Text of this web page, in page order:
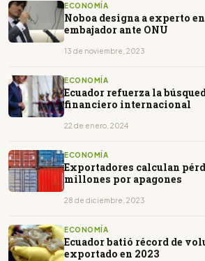
ECONOMÍA
Noboa designa a experto
embajador ante ONU
13 de noviembre, 2023
ECONOMÍA
Ecuador refuerza la
financiero internacional
22 de enero, 2024
ECONOMÍA
Exportadores calculan
millones por apagones
28 de diciembre, 2023
ECONOMÍA
Ecuador batió récord de
exportado en 2023